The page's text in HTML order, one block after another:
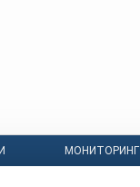
МОНИТОРИНГ